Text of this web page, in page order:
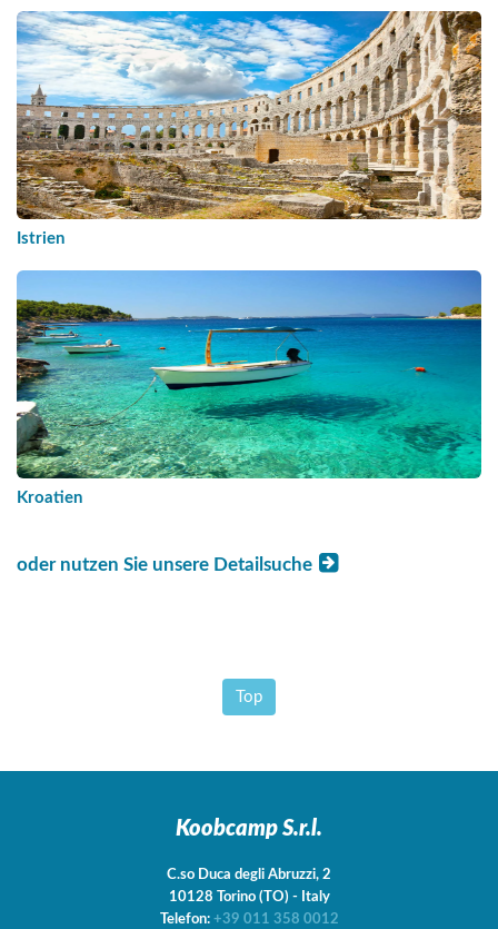
Istrien
Kroatien
oder nutzen Sie unsere Detailsuche
Top
Koobcamp S.r.l.
C.so Duca degli Abruzzi, 2
10128 Torino (TO) - Italy
Telefon: +39 011 358 0012